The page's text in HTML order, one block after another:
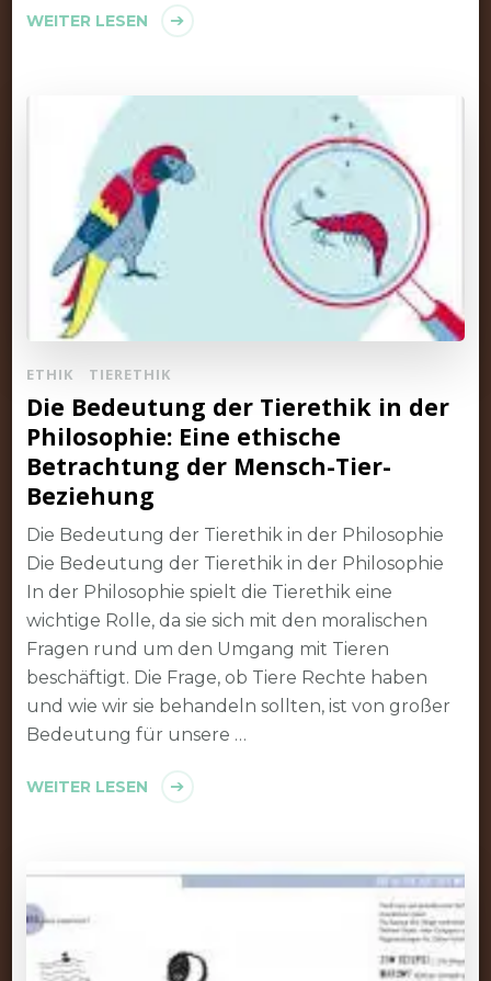
WEITER LESEN
ETHIK TIERETHIK
Die Bedeutung der Tierethik in der
Philosophie: Eine ethische
Betrachtung der Mensch-Tier-
Beziehung
Die Bedeutung der Tierethik in der Philosophie
Die Bedeutung der Tierethik in der Philosophie
In der Philosophie spielt die Tierethik eine
wichtige Rolle, da sie sich mit den moralischen
Fragen rund um den Umgang mit Tieren
beschäftigt. Die Frage, ob Tiere Rechte haben
und wie wir sie behandeln sollten, ist von großer
Bedeutung für unsere …
WEITER LESEN